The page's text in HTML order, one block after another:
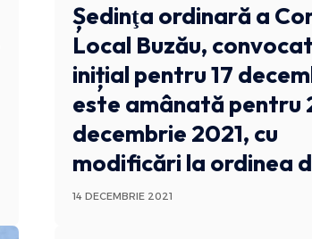
Ședinţa ordinară a
Local Buzău,
inițial pentru 17
este amânată pentru
decembrie 2021, cu
modificări la ordinea
14 DECEMBRIE 2021